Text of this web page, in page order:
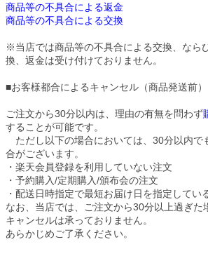
商品等の不具合による返金
商品等の不具合による交換
※当店では商品等の不具合による交換、なら
換、返金は受け付けておりません。
■お客様都合によるキャンセル（商品発送前）
ご注文から30分以内は、理由の有無を問わず
することが可能です。
ただし以下の場合においては、30分以内で
合がございます。
・楽天会員登録を利用していない注文
・予約購入/定期購入/頒布会の注文
・配送日時指定で最短お届け日を指定してい
なお、当店では、ご注文から30分以上過ぎた
キャンセルは承っておりません。
あらかじめご了承ください。